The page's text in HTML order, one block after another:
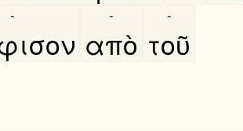
-
απὸ
-
τοῦ
-